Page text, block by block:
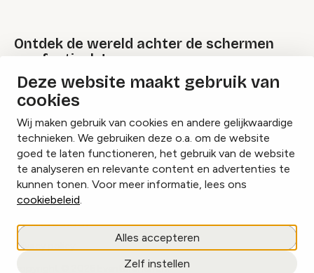
Deze website maakt gebruik van
cookies
Wij maken gebruik van cookies en andere gelijkwaardige
technieken. We gebruiken deze o.a. om de website
goed te laten functioneren, het gebruik van de website
te analyseren en relevante content en advertenties te
kunnen tonen. Voor meer informatie, lees ons
cookiebeleid.
Alles accepteren
Zelf instellen
Ontdek de wereld achter de schermen
van festivals!
Lees onze Festival Specials
InstagramFacebookLinkedIn
Cookies beheren
Privacy policy
copyright © 2026 Eventbranche.nl